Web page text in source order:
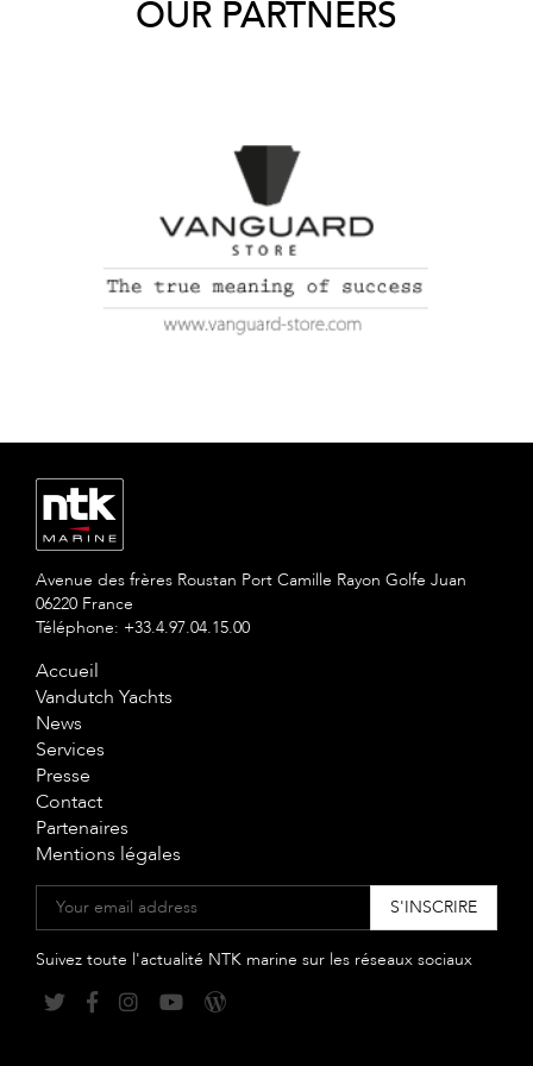
OUR PARTNERS
Avenue des frères Roustan Port Camille Rayon Golfe Juan
06220 France
Téléphone: +33.4.97.04.15.00
Accueil
Vandutch Yachts
News
Services
Presse
Contact
Partenaires
Mentions légales
Suivez toute l'actualité NTK marine sur les réseaux sociaux